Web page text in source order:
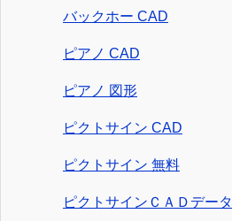
バックホー CAD
ピアノ CAD
ピアノ 図形
ピクトサイン CAD
ピクトサイン 無料
ピクトサインＣＡＤデータ